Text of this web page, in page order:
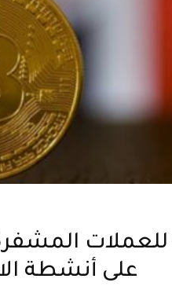
للعملات
على أنشطة